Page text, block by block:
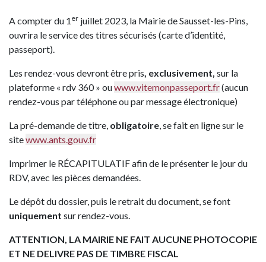
A compter du 1 er juillet 2023, la Mairie de Sausset-les-Pins,
ouvrira le service des titres sécurisés (carte d’identité,
passeport).
Les rendez-vous devront être pris, exclusivement, sur la
plateforme « rdv 360 » ouwww.vitemonpasseport.fr(aucun
rendez-vous par téléphone ou par message électronique)
La pré-demande de titre, obligatoire, se fait en ligne sur le
sitewww.ants.gouv.fr
Imprimer le RÉCAPITULATIF afin de le présenter le jour du
RDV, avec les pièces demandées.
Le dépôt du dossier, puis le retrait du document, se font
uniquement sur rendez-vous.
ATTENTION, LA MAIRIE NE FAIT AUCUNE PHOTOCOPIE
ET NE DELIVRE PAS DE TIMBRE FISCAL